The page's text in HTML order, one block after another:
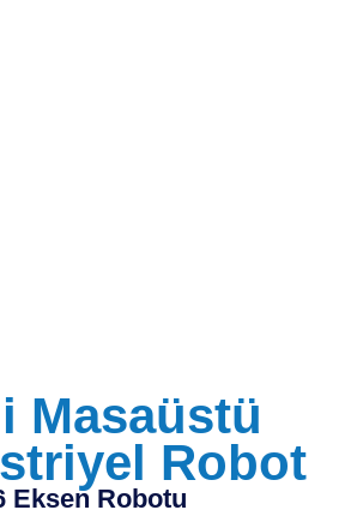
Masaüstü
Robot
Eksen Robotu